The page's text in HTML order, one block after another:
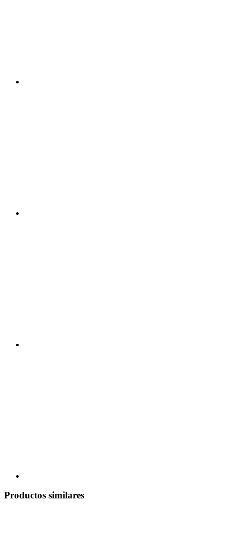
Productos similares